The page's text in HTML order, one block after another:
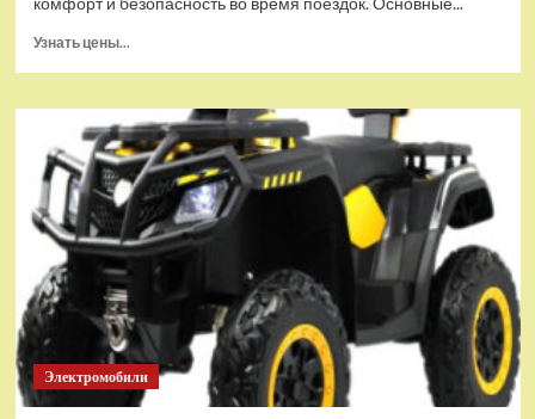
Узнать цены...
Детский
электромобиль
RiverToys
М003БХ
белый
Электромобили